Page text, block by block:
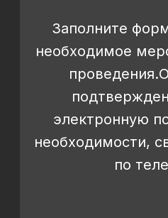
Заполните
необходимое
электронную
необходимости,
по